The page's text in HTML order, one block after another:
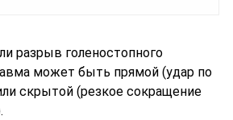
разрыв голеностопного
может быть прямой (удар по
скрытой (резкое сокращение